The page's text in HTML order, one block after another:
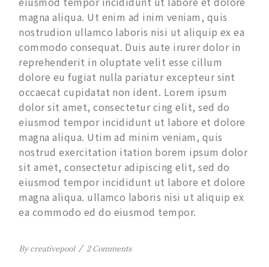
magna aliqua. Ut enim ad inim veniam, quis
nostrudion ullamco laboris nisi ut aliquip ex ea
commodo consequat. Duis aute irurer dolor in
reprehenderit in oluptate velit esse cillum
dolore eu fugiat nulla pariatur excepteur sint
occaecat cupidatat non ident. Lorem ipsum
dolor sit amet, consectetur cing elit, sed do
eiusmod tempor incididunt ut labore et dolore
magna aliqua. Utim ad minim veniam, quis
nostrud exercitation itation borem ipsum dolor
sit amet, consectetur adipiscing elit, sed do
eiusmod tempor incididunt ut labore et dolore
magna aliqua. ullamco laboris nisi ut aliquip ex
ea commodo ed do eiusmod tempor.
By creativepool / 2 Comments